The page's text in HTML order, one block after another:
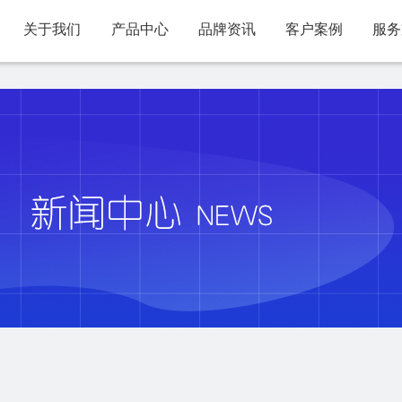
关于我们 产品中心 品牌资讯 客户案例 服